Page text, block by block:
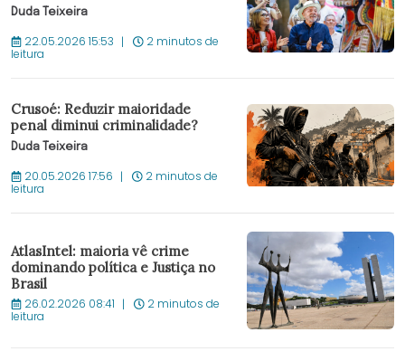
Duda Teixeira
22.05.2026 15:53 2 minutos de
leitura
Crusoé: Reduzir maioridade
penal diminui criminalidade?
Duda Teixeira
20.05.2026 17:56 2 minutos de
leitura
AtlasIntel: maioria vê crime
dominando política e Justiça no
Brasil
26.02.2026 08:41 2 minutos de
leitura